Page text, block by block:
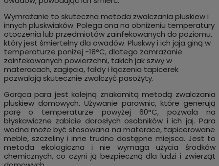
Wymrażanie to skuteczna metoda zwalczania pluskiew i
innych pluskwiaków. Polega ona na obniżeniu temperatury
otoczenia lub przedmiotów zainfekowanych do poziomu,
który jest śmiertelny dla owadów. Pluskwy i ich jaja giną w
temperaturze poniżej -18°C, dlatego zamrażanie
zainfekowanych powierzchni, takich jak szwy w
materacach, zagięcia, fałdy i łączenia tapicerek
pozwalają skutecznie zwalczyć pasożyty.
Gorąca para jest kolejną znakomitą metodą zwalczania
pluskiew domowych. Używanie parownic, które generują
parę o temperaturze powyżej 60°C, pozwala na
błyskawiczne zabicie dorosłych osobników i ich jaj. Para
wodna może być stosowana na materace, tapicerowane
meble, szczeliny i inne trudno dostępne miejsca. Jest to
metoda ekologiczna i nie wymaga użycia środków
chemicznych, co czyni ją bezpieczną dla ludzi i zwierząt